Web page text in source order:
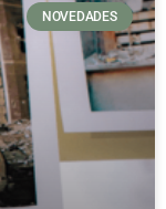
NOVEDADES